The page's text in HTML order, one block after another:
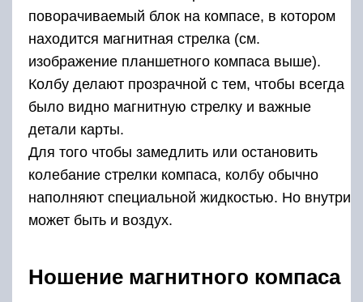
поворачиваемый блок на компасе, в котором
находится магнитная стрелка (см.
изображение планшетного компаса выше).
Колбу делают прозрачной с тем, чтобы всегда
было видно магнитную стрелку и важные
детали карты.
Для того чтобы замедлить или остановить
колебание стрелки компаса, колбу обычно
наполняют специальной жидкостью. Но внутри
может быть и воздух.
Ношение магнитного компаса